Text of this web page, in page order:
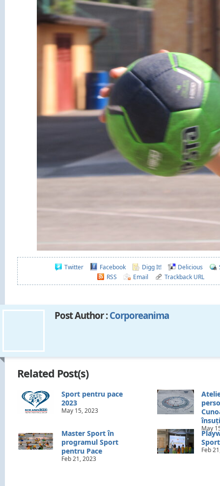
Twitter Facebook Digg It! Delicious
RSS
Email Trackback URL
Post Author :Corporeanima
Related Post(s)
Sport pentru pace
2023
May 15, 2023
însuți
May
Master Sport în
programul Sport
pentru Pace
Feb 21, 2023
Sport
Feb